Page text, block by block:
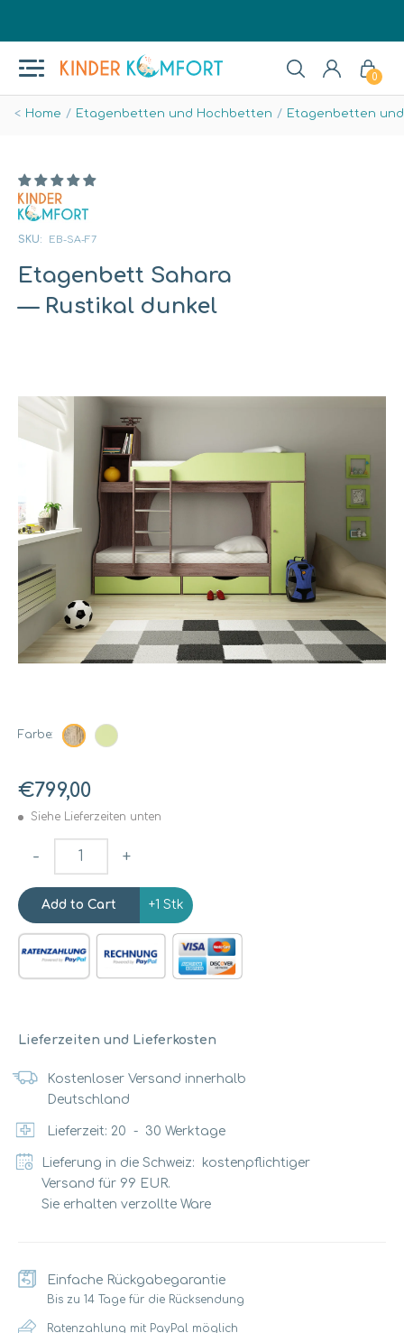
0
Home Etagenbetten und Hochbetten Etagenbetten
Etagenbett Sahara
— Rustikal dunkel
SKU: EB-SA-F7
Farbe:
€799,00
Siehe Lieferzeiten unten
- +
+1 Stk
Lieferzeiten und Lieferkosten
Kostenloser Versand innerhalb
Deutschland
Lieferzeit: 20 - 30 Werktage
Lieferung in die Schweiz: kostenpflichtiger
Versand für 99 EUR.
Sie erhalten verzollte Ware
Einfache Rückgabegarantie
Bis zu 14 Tage für die Rücksendung
Ratenzahlung mit PayPal möglich